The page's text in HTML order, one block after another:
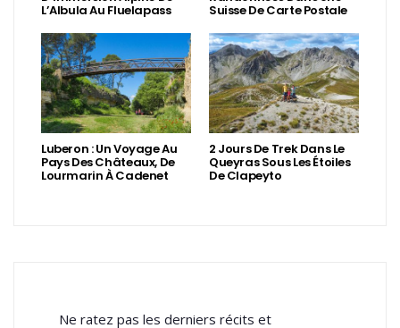
L’Albula Au Fluelapass Suisse De Carte Postale
Luberon : Un Voyage Au
Pays Des Châteaux, De
Lourmarin À Cadenet
2 Jours De Trek Dans Le
Queyras Sous Les Étoiles
De Clapeyto
Ne ratez pas les derniers récits et